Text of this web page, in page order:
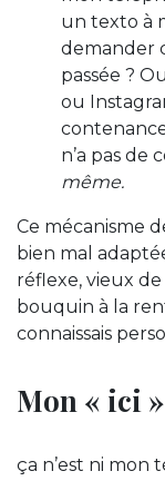
un texto à
demander
passée ?
ou
n’a pas de
même.
Ce mécanisme
bien mal
réflexe, vieux
bouquin à la
connaissais
Mon « ici
ça n’est ni mon